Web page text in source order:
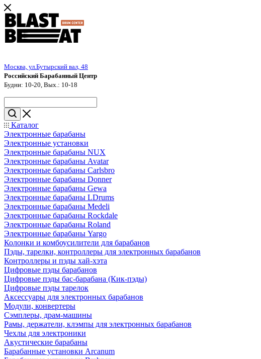
Москва, ул.Бутырский вал, 48
Российский Барабанный Центр
Будни: 10-20, Вых.: 10-18
Каталог
Электронные барабаны
Электронные установки
Электронные барабаны NUX
Электронные барабаны Avatar
Электронные барабаны Carlsbro
Электронные барабаны Donner
Электронные барабаны Gewa
Электронные барабаны LDrums
Электронные барабаны Medeli
Электронные барабаны Rockdale
Электронные барабаны Roland
Электронные барабаны Yargo
Колонки и комбоусилители для барабанов
Пэды, тарелки, контроллеры для электронных барабанов
Контроллеры и пэды хай-хэта
Цифровые пэды барабанов
Цифровые пэды бас-барабана (Кик-пэды)
Цифровые пэды тарелок
Аксессуары для электронных барабанов
Модули, конвертеры
Сэмплеры, драм-машины
Рамы, держатели, клэмпы для электронных барабанов
Чехлы для электроники
Акустические барабаны
Барабанные установки Arcanum